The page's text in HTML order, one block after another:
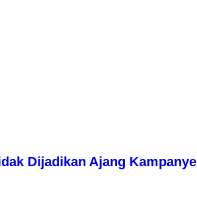
Dijadikan Ajang Kampanye